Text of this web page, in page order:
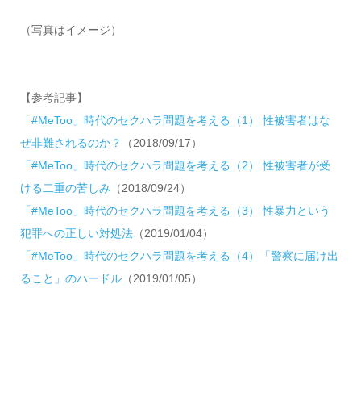
（写真はイメージ）
【参考記事】
「#MeToo」時代のセクハラ問題を考える（1） 性被害者はな
ぜ非難されるのか？
（2018/09/17）
「#MeToo」時代のセクハラ問題を考える（2） 性被害者が受
ける二重の苦しみ （2018/09/24）
「#MeToo」時代のセクハラ問題を考える（3） 性暴力という
犯罪への正しい対処法（2019/01/04）
「#MeToo」時代のセクハラ問題を考える（4）「警察に届け出
ること」のハードル（2019/01/05）